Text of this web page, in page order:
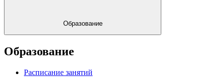
Образование
Образование
Расписание занятий